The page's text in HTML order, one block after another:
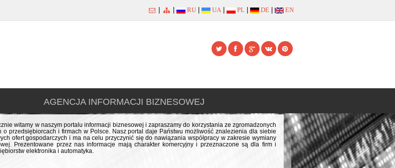
RU UA PL DE EN
AGENCJA INFORMACJI BIZNESOWEJ
witamy w naszym portalu informacji biznesowej i zapraszamy do korzystania ze zgromadzonych
o przedsiębiorcach i firmach w Polsce. Nasz portal daje Państwu możliwość znalezienia dla siebie
ofert gospodarczych i ma na celu przyczynić się do nawiązania współpracy w zakresie wymiany
Prezentowane przez nas informacje mają charakter komercyjny i przeznaczone są dla firm i
elektronika i automatyka.